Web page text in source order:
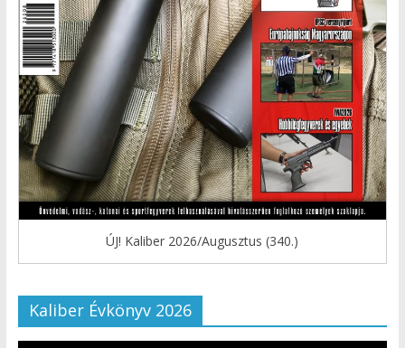
ÚJ! Kaliber 2026/Augusztus (340.)
Kaliber Évkönyv 2026